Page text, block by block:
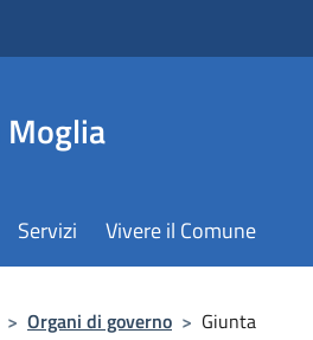
Moglia
Servizi Vivere il Comune
> Organi di governo > Giunta